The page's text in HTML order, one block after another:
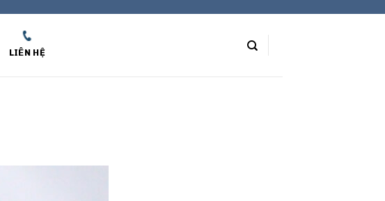
LIÊN HỆ